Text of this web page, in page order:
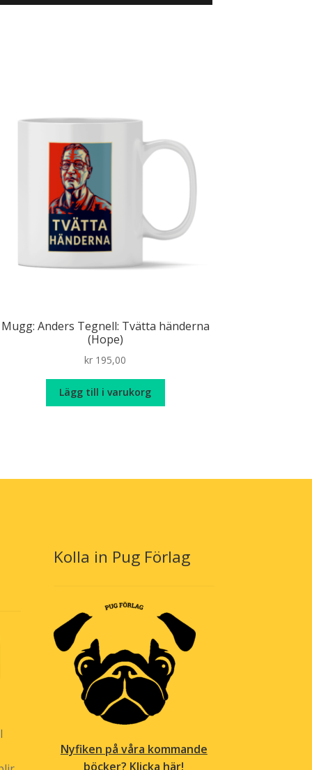
Mugg: Anders Tegnell: Tvätta händerna
(Hope)
kr 195,00
Lägg till i varukorg
Kolla in Pug Förlag
Nyfiken på våra kommande
böcker? Klicka här!